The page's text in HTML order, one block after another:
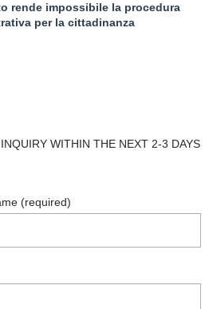
rende impossibile la procedura
per la cittadinanza
WITHIN THE NEXT 2-3 DAYS
(required)